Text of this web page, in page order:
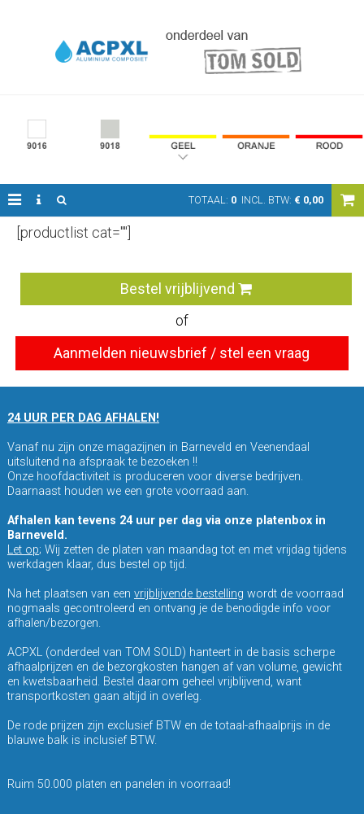
TOTAAL: 0 INCL. BTW: € 0,00
[productlist cat=""]
Bestel vrijblijvend
of
Aanmelden nieuwsbrief / stel een vraag
24 UUR PER DAG AFHALEN!
Vanaf nu zijn onze magazijnen in Barneveld en Veenendaal
uitsluitend na afspraak te bezoeken !!
Onze hoofdactiviteit is produceren voor diverse bedrijven.
Daarnaast houden we een grote voorraad aan.
Afhalen kan tevens 24 uur per dag via onze platenbox in
Barneveld.
Let op; Wij zetten de platen van maandag tot en met vrijdag tijdens
werkdagen klaar, dus bestel op tijd.
Na het plaatsen van een vrijblijvende bestelling wordt de voorraad
nogmaals gecontroleerd en ontvang je de benodigde info voor
afhalen/bezorgen.
ACPXL (onderdeel van TOM SOLD) hanteert in de basis scherpe
afhaalprijzen en de bezorgkosten hangen af van volume, gewicht
en kwetsbaarheid. Bestel daarom geheel vrijblijvend, want
transportkosten gaan altijd in overleg.
De rode prijzen zijn exclusief BTW en de totaal-afhaalprijs in de
blauwe balk is inclusief BTW.
Ruim 50.000 platen en panelen in voorraad!